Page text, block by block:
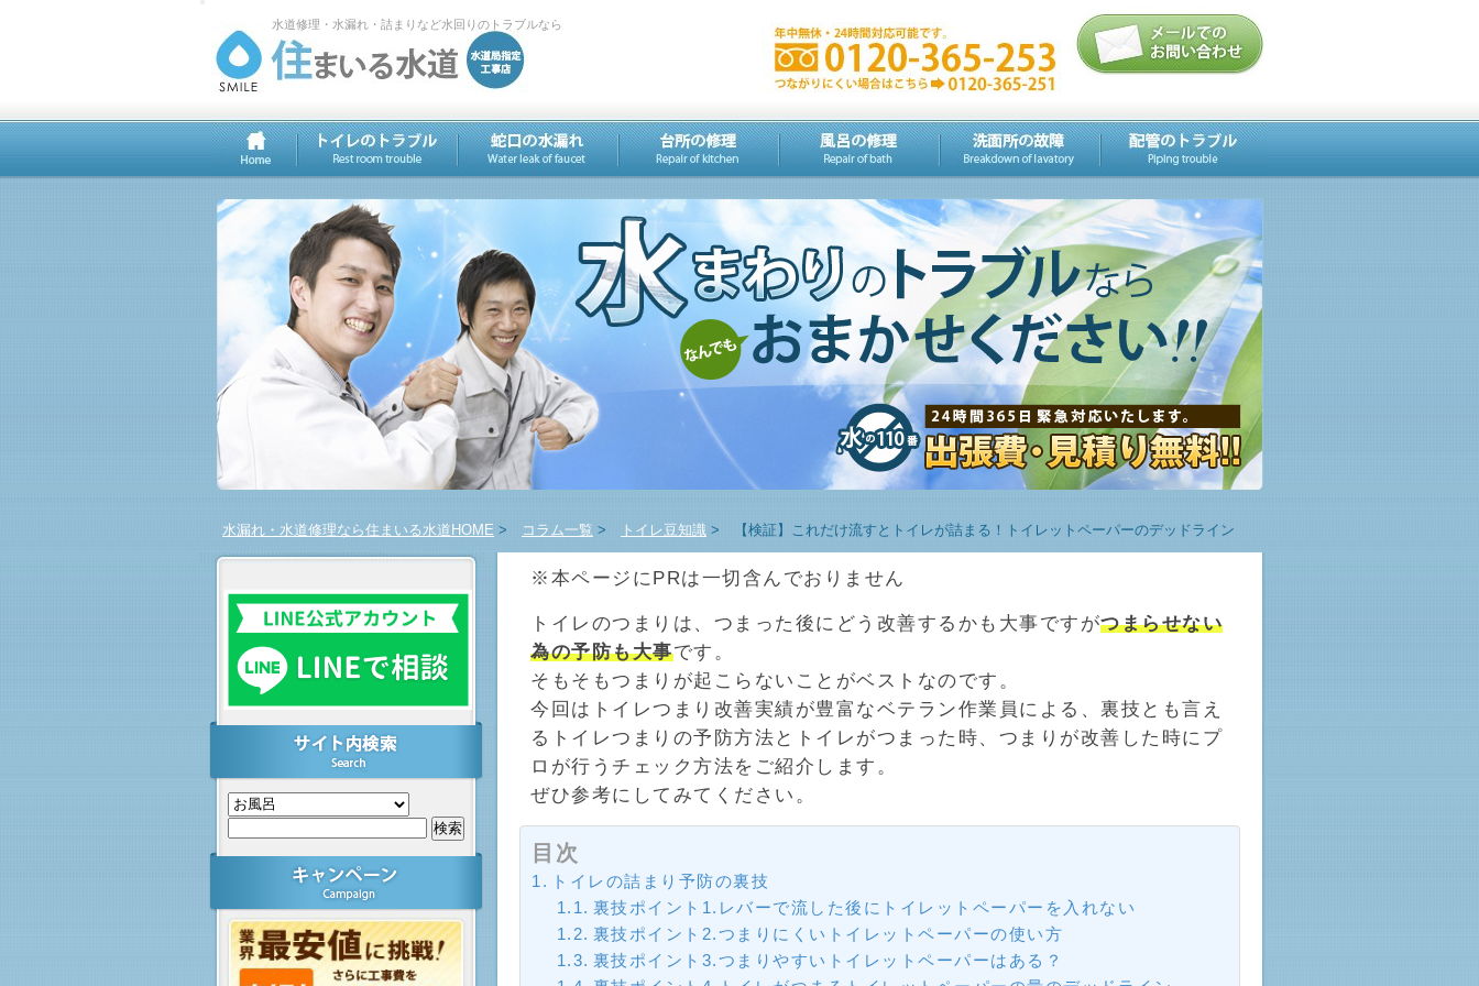
水道修理・水漏れ・詰まりなど水回りのトラブルなら
水漏れ・水道修理なら住まいる水道HOME > コラム一覧 > トイレ豆知識 > 【検証】これだけ流すとトイレが詰まる！トイレットペーパーのデッドライン
※本ページにPRは一切含んでおりません
トイレのつまりは、つまった後にどう改善するかも大事ですがつまらせない
為の予防も大事です。
そもそもつまりが起こらないことがベストなのです。
今回はトイレつまり改善実績が豊富なベテラン作業員による、裏技とも言え
るトイレつまりの予防方法とトイレがつまった時、つまりが改善した時にプ
ロが行うチェック方法をご紹介します。
ぜひ参考にしてみてください。
目次
トイレの詰まり予防の裏技
裏技ポイント1.レバーで流した後にトイレットペーパーを入れない
裏技ポイント2.つまりにくいトイレットペーパーの使い方
裏技ポイント3.つまりやすいトイレットペーパーはある？